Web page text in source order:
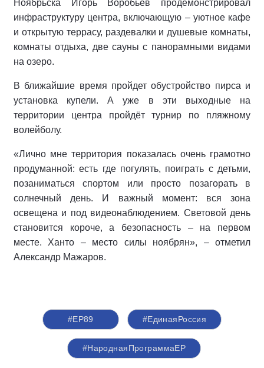
Ноябрьска Игорь Воробьёв продемонстрировал
инфраструктуру центра, включающую – уютное кафе
и открытую террасу, раздевалки и душевые комнаты,
комнаты отдыха, две сауны с панорамными видами
на озеро.
В ближайшие время пройдет обустройство пирса и
установка купели. А уже в эти выходные на
территории центра пройдёт турнир по пляжному
волейболу.
«Лично мне территория показалась очень грамотно
продуманной: есть где погулять, поиграть с детьми,
позаниматься спортом или просто позагорать в
солнечный день. И важный момент: вся зона
освещена и под видеонаблюдением. Световой день
становится короче, а безопасность – на первом
месте. Ханто – место силы ноябрян», – отметил
Александр Мажаров.
#ЕР89 #‎ЕдинаяРоссия
#НароднаяПрограммаЕР